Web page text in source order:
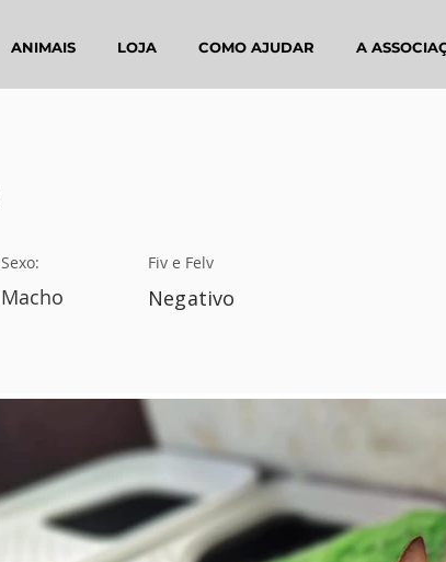
ANIMAIS LOJA COMO AJUDAR A
Sexo:
Macho
Fiv e Felv
Negativo